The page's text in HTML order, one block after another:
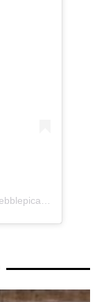
A post shared by Justin Bateman (@pebblepicassos)